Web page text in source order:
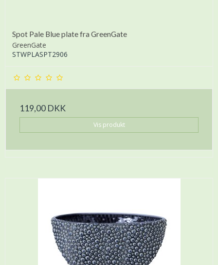
Spot Pale Blue plate fra GreenGate
GreenGate
STWPLASPT2906
119,00 DKK
Vis produkt